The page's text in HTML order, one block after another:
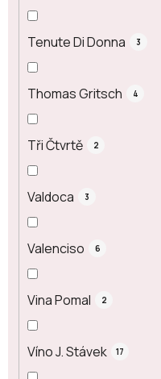
Tenute Di Donna 3
Thomas Gritsch 4
Tři Čtvrtě 2
Valdoca 3
Valenciso 6
Vina Pomal 2
Víno J. Stávek 17